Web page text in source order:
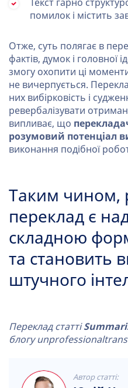
Текст гарно
помилок і містить
Отже, суть полягає в
фактів, думок і головної
змогу охопити ці
не вичерпується.
них вибірковість і
ревербалізувати
випливає, що
розумовий потенціал
виконання подібної
Таким чином,
переклад є
складною
та становить
штучного
Переклад статті
блогу
Автор статті: